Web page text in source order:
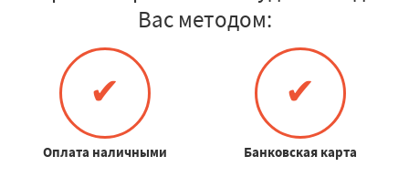
Вас методом:
✔
Оплата наличными
✔
Банковская карта